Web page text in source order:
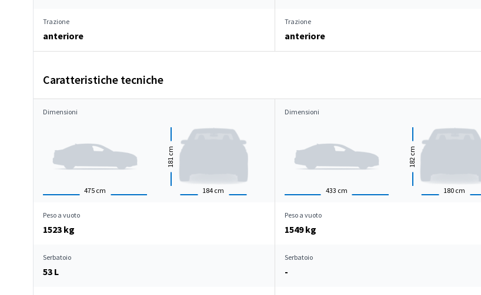
Trazione
anteriore
Trazione
anteriore
Caratteristiche tecniche
Dimensioni
475 cm 184 cm
181
cm
Dimensioni
433 cm 180 cm
182
cm
Peso a vuoto
1523 kg
Peso a vuoto
1549 kg
Serbatoio
53 L
Serbatoio
-